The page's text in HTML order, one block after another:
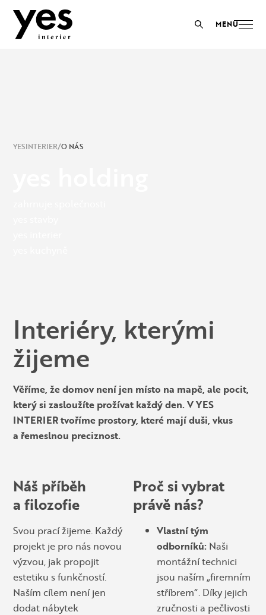
YESINTERIER O NÁS
Interiéry, kterými
žijeme
Věříme, že domov není jen místo na mapě, ale pocit,
který si zasloužíte prožívat každý den. V YES
INTERIER tvoříme prostory, které mají duši, vkus
a řemeslnou preciznost.
Náš příběh
a filozofie
Svou prací žijeme. Každý
projekt je pro nás novou
výzvou, jak propojit
estetiku s funkčností.
Naším cílem není jen
dodat nábytek
Proč si vybrat
právě nás?
Vlastní tým
odborníků: Naši
montážní technici
jsou naším „firemním
stříbrem“. Díky jejich
zručnosti a pečlivosti